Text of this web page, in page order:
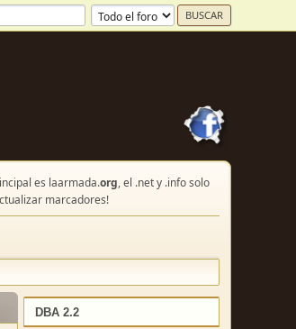
es laarmada.org, el .net y .info solo
marcadores!
DBA 2.2